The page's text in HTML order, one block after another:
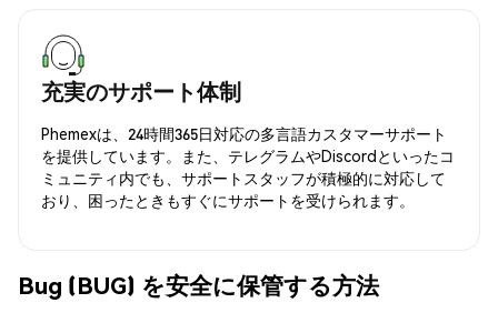
充実のサポート体制
Phemexは、24時間365日対応の多言語カスタマーサポート
を提供しています。また、テレグラムやDiscordといったコ
ミュニティ内でも、サポートスタッフが積極的に対応して
おり、困ったときもすぐにサポートを受けられます。
Bug (BUG) を安全に保管する方法